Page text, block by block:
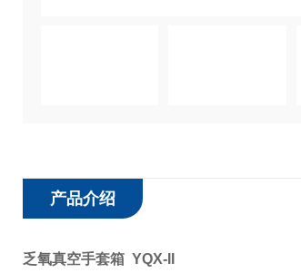
产品介绍
乏氧真空手套箱 YQX-II